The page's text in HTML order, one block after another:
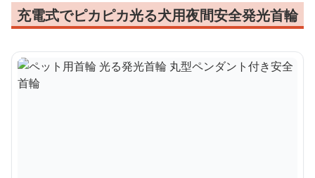
充電式でピカピカ光る犬用夜間安全発光首輪